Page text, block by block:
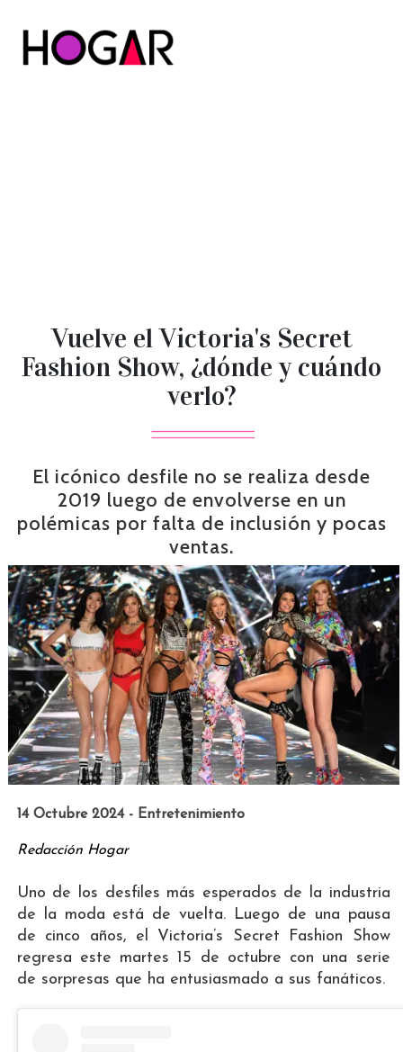
Vuelve el Victoria's Secret
Fashion Show, ¿dónde y cuándo
verlo?
El icónico desfile no se realiza desde
2019 luego de envolverse en un
polémicas por falta de inclusión y pocas
ventas.
14 Octubre 2024 - Entretenimiento
Redacción Hogar
Uno de los desfiles más esperados de la industria
de la moda está de vuelta. Luego de una pausa
de cinco años, el Victoria’s Secret Fashion Show
regresa este martes 15 de octubre con una serie
de sorpresas que ha entusiasmado a sus fanáticos.